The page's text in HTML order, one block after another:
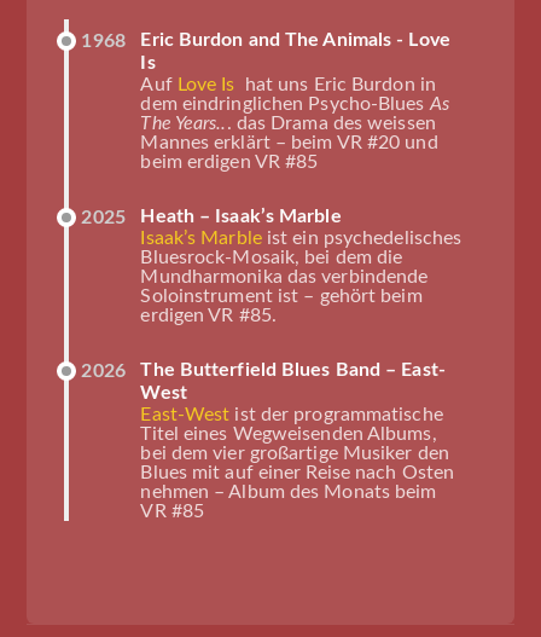
1968
Eric Burdon and The Animals - Love
Is
Auf Love Is hat uns Eric Burdon in
dem eindringlichen Psycho-Blues As
The Years... das Drama des weissen
Mannes erklärt – beim VR #20 und
beim erdigen VR #85
2025
Heath – Isaak’s Marble
Isaak’s Marbleist ein psychedelisches
Bluesrock-Mosaik, bei dem die
Mundharmonika das verbindende
Soloinstrument ist – gehört beim
erdigen VR #85.
2026
The Butterfield Blues Band – East-
West
East-West ist der programmatische
Titel eines Wegweisenden Albums,
bei dem vier großartige Musiker den
Blues mit auf einer Reise nach Osten
nehmen – Album des Monats beim
VR #85